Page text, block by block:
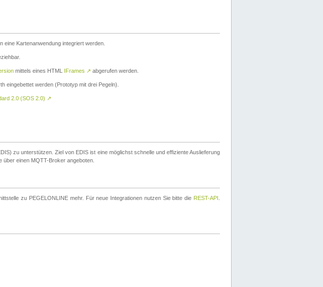
eine Kartenanwendung integriert werden.
mittels eines HTML IFrames ↗ abgerufen werden.
eingebettet werden (Prototyp mit drei Pegeln).
2.0 (SOS 2.0) ↗
zu unterstützen. Ziel von EDIS ist eine möglichst schnelle und effiziente Auslieferung
einen MQTT-Broker angeboten.
zu PEGELONLINE mehr. Für neue Integrationen nutzen Sie bitte die REST-API